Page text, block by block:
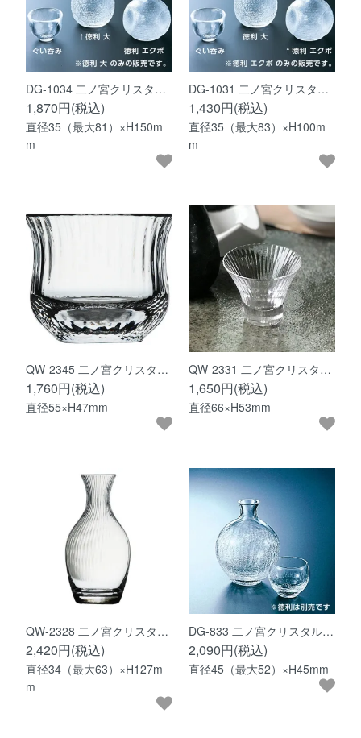
DG-1034 二ノ宮クリスタ…
1,870円(税込)
直径35（最大81）×H150m
m
DG-1031 二ノ宮クリスタ…
1,430円(税込)
直径35（最大83）×H100m
m
QW-2345 二ノ宮クリスタ…
1,760円(税込)
直径55×H47mm
QW-2331 二ノ宮クリスタ…
1,650円(税込)
直径66×H53mm
QW-2328 二ノ宮クリスタ…
2,420円(税込)
直径34（最大63）×H127m
m
DG-833 二ノ宮クリスタル…
2,090円(税込)
直径45（最大52）×H45mm